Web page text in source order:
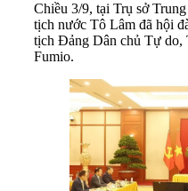
Chiều 3/9, tại Trụ sở
tịch nước Tô Lâm đã hội
tịch Đảng Dân chủ Tự do,
Fumio.